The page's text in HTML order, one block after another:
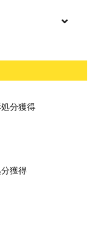
布，淫
べきこと
制わいせつ），
勧誘罪
分獲得
獲得